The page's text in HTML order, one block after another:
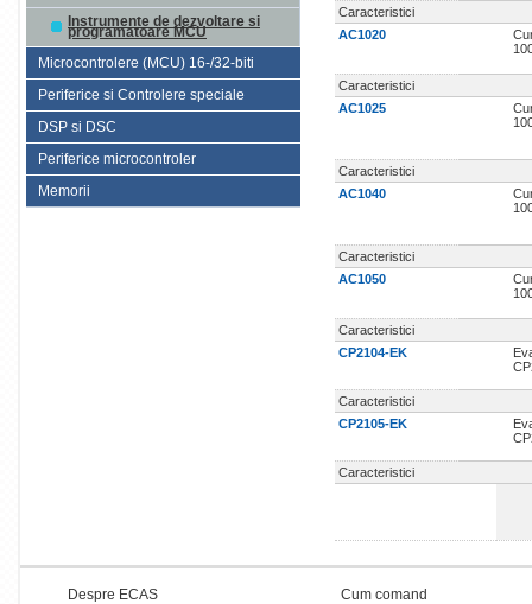
Instrumente de dezvoltare si
programatoare MCU
Microcontrolere (MCU) 16-/32-biti
Periferice si Controlere speciale
DSP si DSC
Periferice microcontroler
Memorii
Caracteristici
AC1020
Caracteristici
AC1025
Caracteristici
AC1040
Caracteristici
AC1050
Caracteristici
CP2104-EK
Caracteristici
CP2105-EK
Caracteristici
Despre ECAS
Cum comand